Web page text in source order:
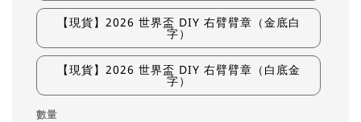
【現貨】2026 世界盃 DIY 右臂臂章（金底白
字）
【現貨】2026 世界盃 DIY 右臂臂章（白底金
字）
數量